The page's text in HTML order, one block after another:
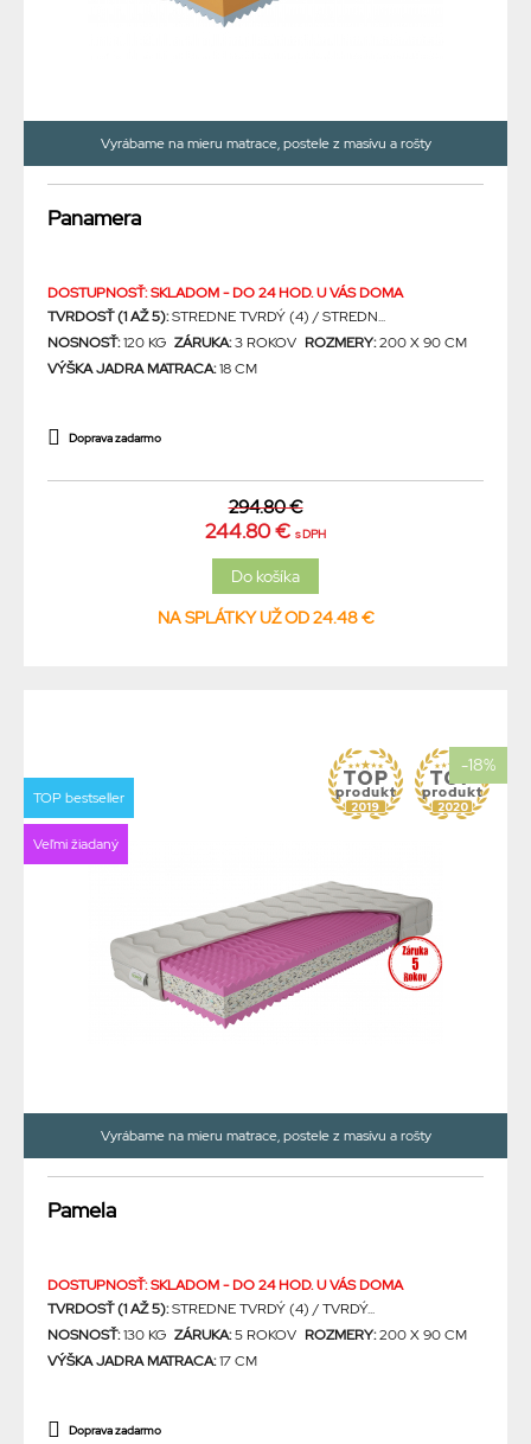
Vyrábame na mieru matrace, postele z masívu a rošty
Panamera
DOSTUPNOSŤ: SKLADOM - DO 24 HOD. U VÁS DOMA
TVRDOSŤ (1 AŽ 5):STREDNE TVRDÝ (4) / STREDN...
NOSNOSŤ:120 KG ZÁRUKA:3 ROKOV ROZMERY:200 X 90 CM
VÝŠKA JADRA MATRACA:18 CM
Doprava zadarmo
294.80 €
244.80 € s DPH
NA SPLÁTKY UŽ OD 24.48 €
-18%
TOP bestseller
Veľmi žiadaný
Vyrábame na mieru matrace, postele z masívu a rošty
Pamela
DOSTUPNOSŤ: SKLADOM - DO 24 HOD. U VÁS DOMA
TVRDOSŤ (1 AŽ 5):STREDNE TVRDÝ (4) / TVRDÝ...
NOSNOSŤ:130 KG ZÁRUKA:5 ROKOV ROZMERY:200 X 90 CM
VÝŠKA JADRA MATRACA:17 CM
Doprava zadarmo